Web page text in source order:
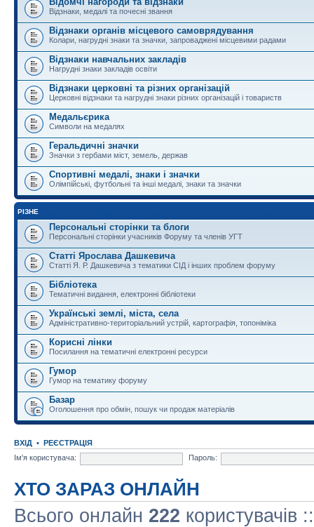
Відзнаки, медалі та почесні звання
Відзнаки органів місцевого самоврядування
Колари, нагрудні знаки та значки, запроваджені місцевими радами
Відзнаки навчальних закладів
Нагрудні знаки закладів освіти
Відзнаки церковні та різних організацій
Церковні відзнаки та нагрудні знаки різних організацій і товариств
Медальєрика
Символи на медалях
Геральдичні значки
Значки з гербами міст, земель, держав
Спортивні медалі, знаки і значки
Олімпійські, футбольні та інші медалі, знаки та значки
РІЗНЕ
Персональні сторінки та блоги
Персональні сторінки учасників Форуму та членів УГТ
Статті Ярослава Дашкевича
Статті Я. Р. Дашкевича з тематики СІД і інших проблем форуму
Бібліотека
Тематичні видання, електронні бібліотеки
Українські землі, міста, села
Адміністративно-територіальний устрій, картографія, топоніміка
Корисні лінки
Посилання на тематичні електронні ресурси
Гумор
Гумор на тематику форуму
Базар
Оголошення про обмін, пошук чи продаж матеріалів
ВХІД • РЕЄСТРАЦІЯ
Ім'я користувача:
Пароль:
ХТО ЗАРАЗ ОНЛАЙН
Всього онлайн 222 користувачів